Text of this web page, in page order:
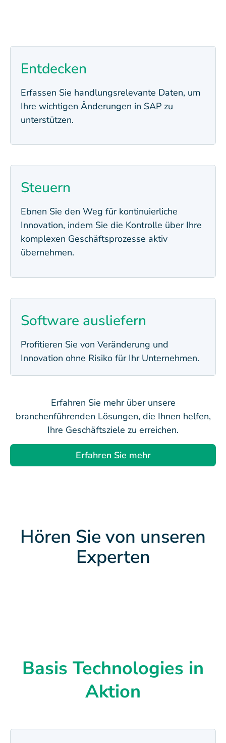
Entdecken
Erfassen Sie handlungsrelevante Daten, um
Ihre wichtigen Änderungen in SAP zu
unterstützen.
Steuern
Ebnen Sie den Weg für kontinuierliche
Innovation, indem Sie die Kontrolle über Ihre
komplexen Geschäftsprozesse aktiv
übernehmen.
Software ausliefern
Profitieren Sie von Veränderung und
Innovation ohne Risiko für Ihr Unternehmen.
Erfahren Sie mehr über unsere
branchenführenden Lösungen, die Ihnen helfen,
Ihre Geschäftsziele zu erreichen.
Erfahren Sie mehr
Hören Sie von unseren
Experten
Basis Technologies in
Aktion